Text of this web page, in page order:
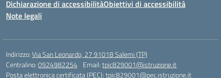
Dichiarazione di accessibilitàObiettivi di accessibilità
Note legali
Indirizzo:Via San Leonardo, 27 91018 Salemi (TP)
Centralino:0924982254 Email:tpic829001@istruzione.it
Posta elettronica certificata (PEC):tpic829001@pec.istruzione.it